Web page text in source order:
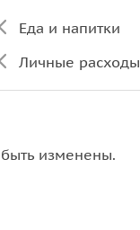
Еда и напитки
Личные расходы
изменены.